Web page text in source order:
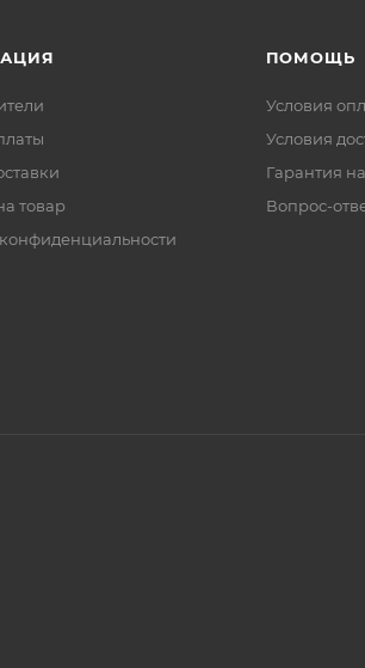
товар
ПОМОЩЬ
Условия
Условия
Гарантия
Вопрос-